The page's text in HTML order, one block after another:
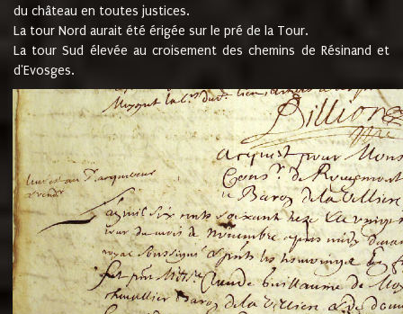
du château en toutes justices.
La tour Nord aurait été érigée sur le pré de la Tour.
La tour Sud élevée au croisement des chemins de Résinand et
d'Evosges.